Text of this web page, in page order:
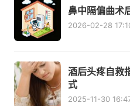
鼻中隔偏曲术
2026-02-28
酒后头疼自救
式
2025-11-30